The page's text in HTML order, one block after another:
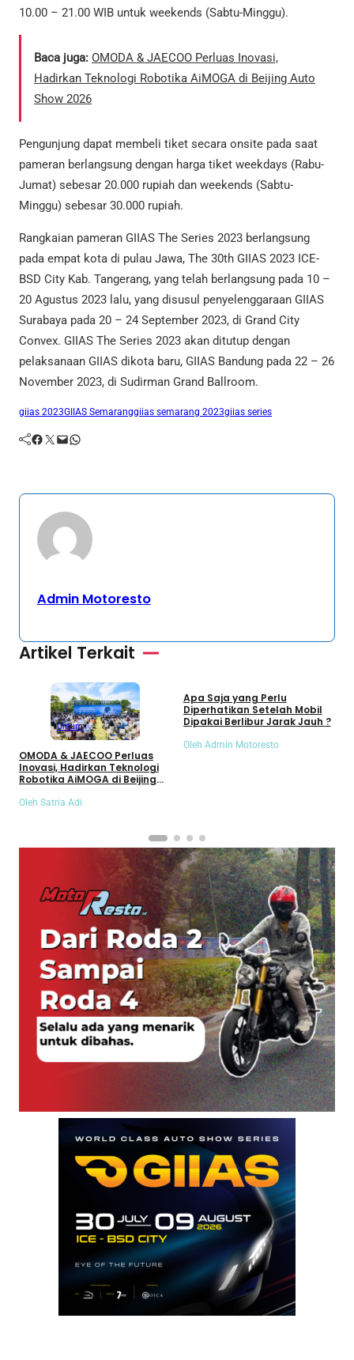
10.00 – 21.00 WIB untuk weekends (Sabtu-Minggu).
Baca juga: OMODA & JAECOO Perluas Inovasi,
Hadirkan Teknologi Robotika AiMOGA di Beijing Auto
Show 2026
Pengunjung dapat membeli tiket secara onsite pada saat
pameran berlangsung dengan harga tiket weekdays (Rabu-
Jumat) sebesar 20.000 rupiah dan weekends (Sabtu-
Minggu) sebesar 30.000 rupiah.
Rangkaian pameran GIIAS The Series 2023 berlangsung
pada empat kota di pulau Jawa, The 30th GIIAS 2023 ICE-
BSD City Kab. Tangerang, yang telah berlangsung pada 10 –
20 Agustus 2023 lalu, yang disusul penyelenggaraan GIIAS
Surabaya pada 20 – 24 September 2023, di Grand City
Convex. GIIAS The Series 2023 akan ditutup dengan
pelaksanaan GIIAS dikota baru, GIIAS Bandung pada 22 – 26
November 2023, di Sudirman Grand Ballroom.
giias 2023GIIAS Semaranggiias semarang 2023giias series
Facebook Twitter Mail WhatsApp
Admin Motoresto
Artikel Terkait
Umum
OMODA & JAECOO Perluas
Inovasi, Hadirkan Teknologi
Robotika AiMOGA di Beijing
Oleh Satria Adi
Apa Saja yang Perlu
Diperhatikan Setelah Mobil
Dipakai Berlibur Jarak Jauh ?
Oleh Admin Motoresto